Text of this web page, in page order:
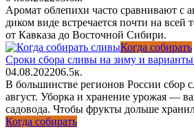
Аромат облепихи часто сравнивают с
диком виде встречается почти на
от Кавказа до Восточной Сибири.
Когда собирать
Сроки сбора сливы на зиму и варианты
04.08.202206.5к.
В большинстве регионов России сбор
август. Уборка и хранение урожая —
садовода. Чтобы фрукты дольше
Когда собирать